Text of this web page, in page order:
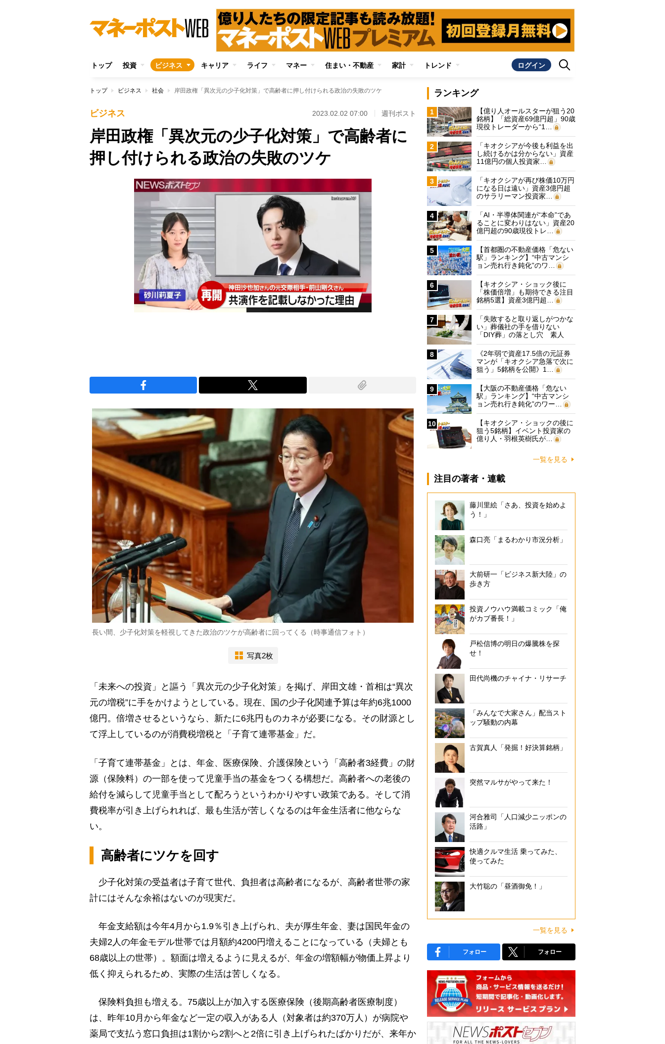
トップ 投資 ビジネス キャリア ライフ マネー 住まい・不動産 家計 トレンド ログイン
トップ ビジネス 社会 岸田政権「異次元の少子化対策」で高齢者に押し付けられる政治の失敗のツケ
ビジネス 2023.02.02 07:00 週刊ポスト
岸田政権「異次元の少子化対策」で高齢者に
押し付けられる政治の失敗のツケ
長い間、少子化対策を軽視してきた政治のツケが高齢者に回ってくる（時事通信フォト）
写真2枚
「未来への投資」と謳う「異次元の少子化対策」を掲げ、岸田文雄・首相は“異次
元の増税”に手をかけようとしている。現在、国の少子化関連予算は年約6兆1000
億円。倍増させるというなら、新たに6兆円ものカネが必要になる。その財源とし
て浮上しているのが消費税増税と「子育て連帯基金」だ。
「子育て連帯基金」とは、年金、医療保険、介護保険という「高齢者3経費」の財
源（保険料）の一部を使って児童手当の基金をつくる構想だ。高齢者への老後の
給付を減らして児童手当として配ろうというわかりやすい政策である。そして消
費税率が引き上げられれば、最も生活が苦しくなるのは年金生活者に他ならな
い。
高齢者にツケを回す
少子化対策の受益者は子育て世代、負担者は高齢者になるが、高齢者世帯の家
計にはそんな余裕はないのが現実だ。
年金支給額は今年4月から1.9％引き上げられ、夫が厚生年金、妻は国民年金の
夫婦2人の年金モデル世帯では月額約4200円増えることになっている（夫婦とも
68歳以上の世帯）。額面は増えるように見えるが、年金の増額幅が物価上昇より
低く抑えられるため、実際の生活は苦しくなる。
保険料負担も増える。75歳以上が加入する医療保険（後期高齢者医療制度）
は、昨年10月から年金など一定の収入がある人（対象者は約370万人）が病院や
薬局で支払う窓口負担は1割から2割へと2倍に引き上げられたばかりだが、来年か
ランキング
1
【億り人オールスターが狙う20
銘柄】「総資産69億円超」90歳
現役トレーダーから“1…
2
「キオクシアが今後も利益を出
し続けるかは分からない」資産
11億円の個人投資家…
3
「キオクシアが再び株価10万円
になる日は遠い」資産3億円超
のサラリーマン投資家…
4
「AI・半導体関連が“本命”であ
ることに変わりはない」資産20
億円超の90歳現役トレ…
5
【首都圏の不動産価格「危ない
駅」ランキング】“中古マンシ
ョン売れ行き鈍化”のワ…
6
【キオクシア・ショック後に
「株価倍増」も期待できる注目
銘柄5選】資産3億円超…
7
「失敗すると取り返しがつかな
い」葬儀社の手を借りない
「DIY葬」の落とし穴 素人
に…
8
《2年弱で資産17.5倍の元証券
マンが「キオクシア急落で次に
狙う」5銘柄を公開》1…
9
【大阪の不動産価格「危ない
駅」ランキング】“中古マンシ
ョン売れ行き鈍化”のワー…
10
【キオクシア・ショックの後に
狙う5銘柄】イベント投資家の
億り人・羽根英樹氏が…
一覧を見る
注目の著者・連載
藤川里絵「さあ、投資を始めよ
う！」
森口亮「まるわかり市況分析」
大前研一「ビジネス新大陸」の
歩き方
投資ノウハウ満載コミック「俺
がカブ番長！」
戸松信博の明日の爆騰株を探
せ！
田代尚機のチャイナ・リサーチ
「みんなで大家さん」配当スト
ップ騒動の内幕
古賀真人「発掘！好決算銘柄」
突然マルサがやって来た！
河合雅司「人口減少ニッポンの
活路」
快適クルマ生活 乗ってみた、
使ってみた
大竹聡の「昼酒御免！」
一覧を見る
フォロー フォロー